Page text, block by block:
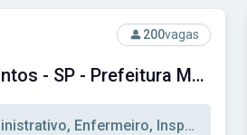
de Santos - SP - Prefeitura
200vagas
Prefeitura de Santos - SP - Prefeitura Municipal de Santos - SP
Oficial Administrativo, Enfermeiro, Inspetor Alunos